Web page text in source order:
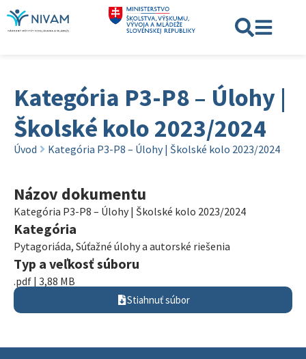
Kategória P3-P8 – Úlohy |
Školské kolo 2023/2024
Úvod Kategória P3-P8 – Úlohy | Školské kolo 2023/2024
Názov dokumentu
Kategória P3-P8 – Úlohy | Školské kolo 2023/2024
Kategória
Pytagoriáda, Súťažné úlohy a autorské riešenia
Typ a veľkosť súboru
.pdf | 3,88 MB
Stiahnuť súbor